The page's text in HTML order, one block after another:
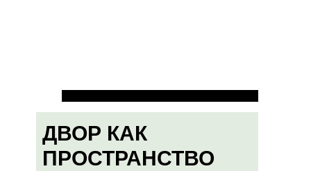
ДВОР КАК
ПРОСТРАНСТВО